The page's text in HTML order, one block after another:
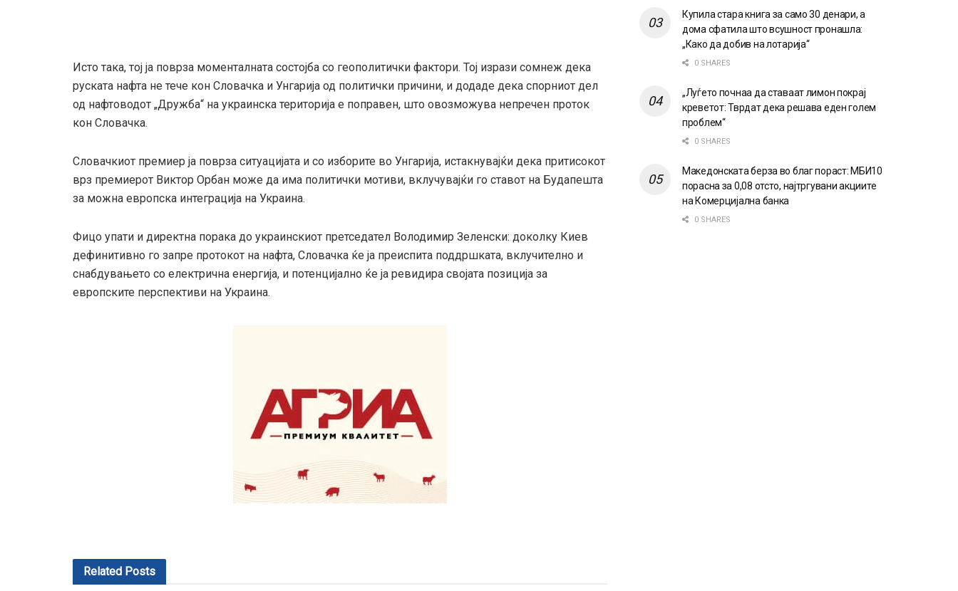
Исто така, тој ја поврза моменталната состојба со геополитички фактори. Тој изрази сомнеж дека
руската нафта не тече кон Словачка и Унгарија од политички причини, и додаде дека спорниот дел
од нафтоводот „Дружба“ на украинска територија е поправен, што овозможува непречен проток
кон Словачка.
Словачкиот премиер ја поврза ситуацијата и со изборите во Унгарија, истакнувајќи дека притисокот
врз премиерот Виктор Орбан може да има политички мотиви, вклучувајќи го ставот на Будапешта
за можна европска интеграција на Украина.
Фицо упати и директна порака до украинскиот претседател Володимир Зеленски: доколку Киев
дефинитивно го запре протокот на нафта, Словачка ќе ја преиспита поддршката, вклучително и
снабдувањето со електрична енергија, и потенцијално ќе ја ревидира својата позиција за
европските перспективи на Украина.
Related Posts
Купила стара книга за само 30 денари, а
дома сфатила што всушност пронашла:
„Како да добив на лотарија“
0 SHARES
„Луѓето почнаа да ставаат лимон покрај
креветот: Тврдат дека решава еден голем
проблем“
0 SHARES
Македонската берза во благ пораст: МБИ10
порасна за 0,08 отсто, најтргувани акциите
на Комерцијална банка
0 SHARES